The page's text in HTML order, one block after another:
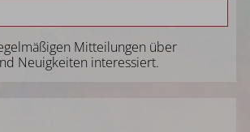
Mitteilungen über
Neuigkeiten interessiert.